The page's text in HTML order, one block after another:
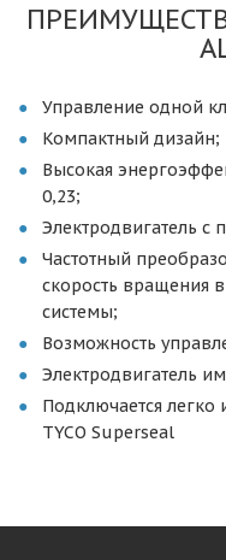
Управление одной
Компактный дизайн;
Высокая
0,23;
Электродвигатель с
Частотный
скорость вращения
системы;
Возможность
Электродвигатель
Подключается
TYCO Superseal